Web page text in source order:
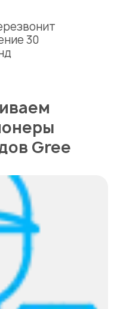
30
Gree